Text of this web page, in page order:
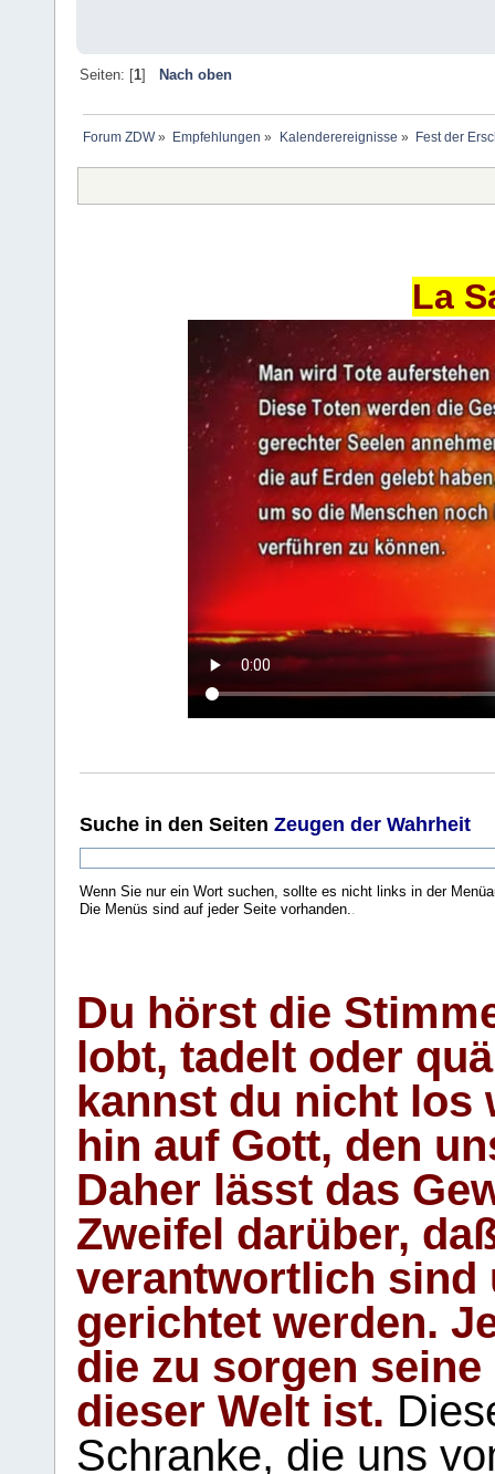
Seiten: [1] Nach oben
Forum ZDW» Empfehlungen » Kalenderereignisse » Fest der
La
Suche in den Seiten Zeugen der Wahrheit
Wenn Sie nur ein Wort suchen, sollte es nicht links in der
Die Menüs sind auf jeder Seite vorhanden.
Du hörst die
lobt, tadelt oder
kannst du nicht los
hin auf Gott, den
Daher lässt das
Zweifel darüber,
verantwortlich sind
gerichtet werden.
die zu sorgen
dieser Welt ist.
Schranke, die uns